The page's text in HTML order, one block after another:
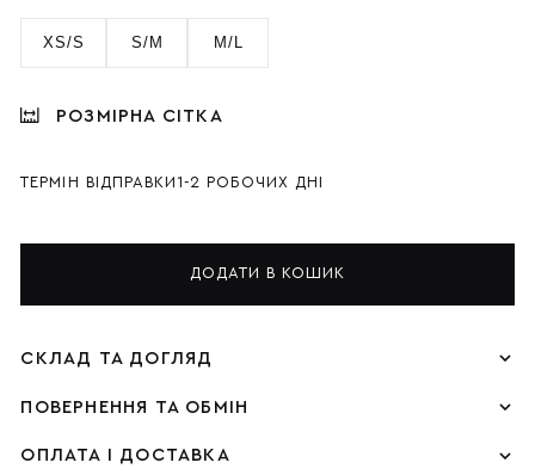
XS/S S/M M/L
РОЗМІРНА СІТКА
ТЕРМІН ВІДПРАВКИ 1-2 РОБОЧИХ ДНІ
ДОДАТИ В КОШИК
СКЛАД ТА ДОГЛЯД
ПОВЕРНЕННЯ ТА ОБМІН
ОПЛАТА І ДОСТАВКА